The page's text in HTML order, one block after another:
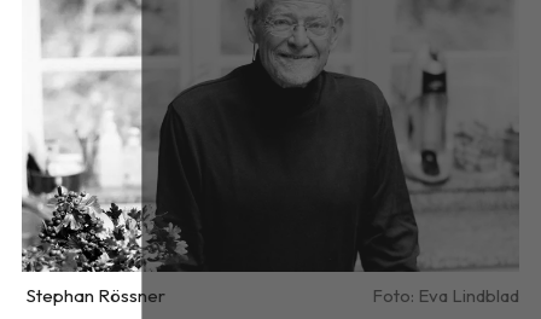
Stephan Rössner Eva Lindblad